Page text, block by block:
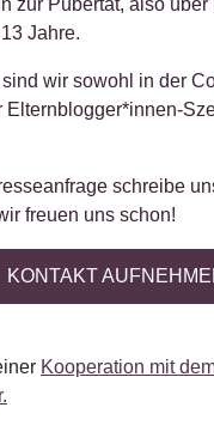
Jahre.
wir sowohl in der
Elternblogger*innen-
schreibe
freuen uns schon!
KONTAKT
Kooperation mit